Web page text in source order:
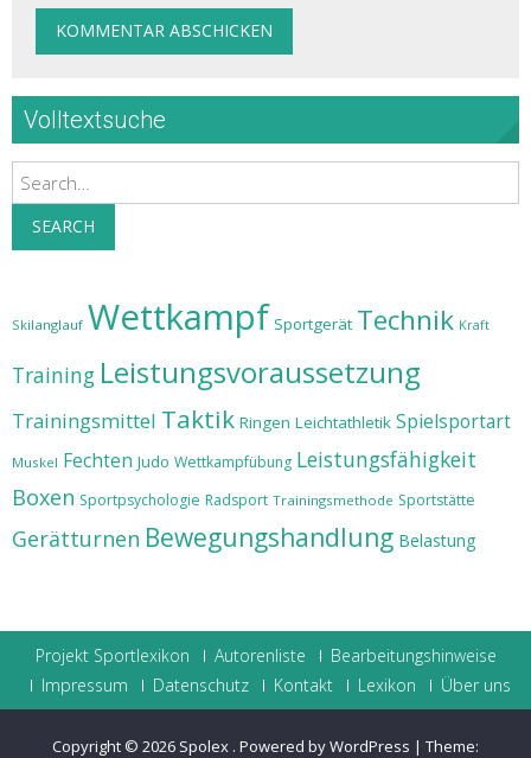
Volltextsuche
Search
SEARCH
Skilanglauf Wettkampf Sportgerät Technik Kraft
Training Leistungsvoraussetzung
Trainingsmittel Taktik Ringen Leichtathletik Spielsportart
Muskel Fechten Judo Wettkampfübung Leistungsfähigkeit
Boxen Sportpsychologie Radsport Trainingsmethode Sportstätte
Gerätturnen Bewegungshandlung Belastung
Projekt Sportlexikon Autorenliste
Bearbeitungshinweise
Impressum
Datenschutz Kontakt Lexikon Über uns
Copyright © 2026 Spolex . Powered by WordPress | Theme: